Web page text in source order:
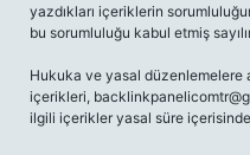
yazdıkları içeriklerin
bu sorumluluğu kabul etmiş
Hukuka ve yasal düzenlemelere
içerikleri,
ilgili içerikler yasal süre